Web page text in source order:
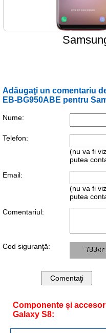
Adăugaţi un comentariu
EB-BG950ABE pentru
Nume:
Telefon:
(nu va fi
putea
Email:
(nu va fi
putea
Comentariul:
Cod siguranţă:
Componente și
Galaxy S8: